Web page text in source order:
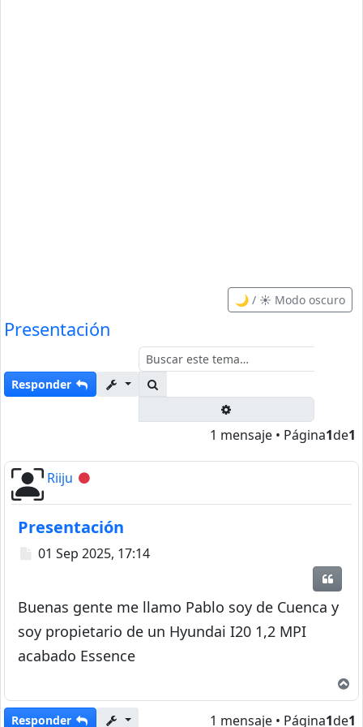
🌙 / ☀️ Modo oscuro
Presentación
Responder
1 mensaje • Página1de1
Riiju Desconectado
Presentación
Mensaje
01 Sep 2025, 17:14
Buenas gente me llamo Pablo soy de Cuenca y
soy propietario de un Hyundai I20 1,2 MPI
acabado Essence
Responder 1 mensaje • Página1de1